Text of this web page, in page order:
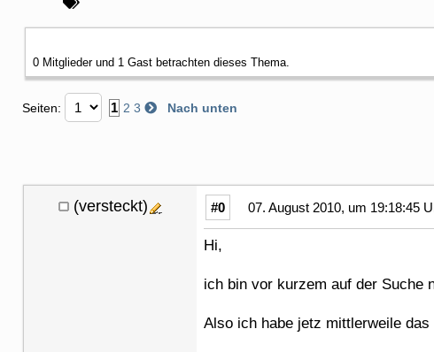
0 Mitglieder und 1 Gast betrachten dieses Thema.
Seiten: 1 2 3 Nach unten
(versteckt) #0 07. August 2010, um 19:18:45
Hi,
ich bin vor kurzem auf der Suche
Also ich habe jetz mittlerweile